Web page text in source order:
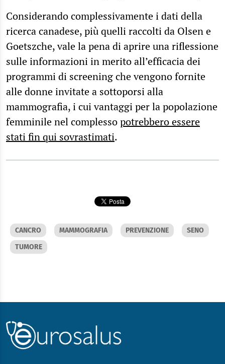
Considerando complessivamente i dati della
ricerca canadese, più quelli raccolti da Olsen e
Goetszche, vale la pena di aprire una riflessione
sulle informazioni in merito all’efficacia dei
programmi di screening che vengono fornite
alle donne invitate a sottoporsi alla
mammografia, i cui vantaggi per la popolazione
femminile nel complessopotrebbero essere
stati fin qui sovrastimati.
CANCRO MAMMOGRAFIA PREVENZIONE
SENO
TUMORE